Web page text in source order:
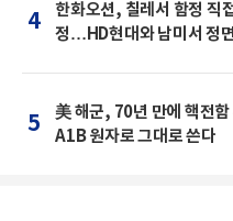
4
한화오션, 칠레서 함정 직
정…HD현대와 남미서 정
5
美 해군, 70년 만에 핵전
A1B 원자로 그대로 쓴다